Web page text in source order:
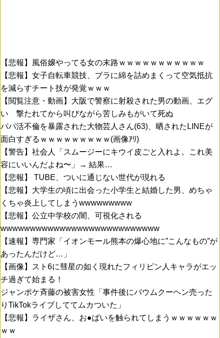
【悲報】風俗嬢やってる女の末路ｗｗｗｗｗｗｗｗｗｗｗ
【悲報】女子自転車競技、ブラに綿を詰めまくって空気抵抗
を減らすチート技が発覚ｗｗｗ
【閲覧注意・動画】大阪で警察に射殺された男の動画、エグ
い 撃たれてから叫びながら苦しみもがいて死ぬ
パパ活不倫を暴露された大物芸人さん(63)、晒されたLINEが
面白すぎるｗｗｗｗｗｗｗｗｗ(画像ｱﾘ)
【警告】社会人「スムージーにキウイ皮ごと入れよ。これ美
容にいいんだよね〜」→ 結果…
【悲報】 TUBE、ついに通じない世代が現れる
【悲報】大学生の頃に出会った小学生と結婚した男、めちゃ
くちゃ炎上してしまうwwwwwwwww
【悲報】公立中学校の闇、可視化される
wwwwwwwwwwwwwwwwwwwwwwwwwww
【速報】専門家「イオンモール熊本の爆心地に”こんなもの”が
あったんだけど…」
【画像】スト6に彗星の如く現れたフィリピン人キャラがエッ
チ過ぎて始まる！
ジャンポケ斉藤の被害女性「事件後にバウムクーヘン売った
りTikTokライブしててムカついた」
【悲報】ライザさん、お●ぱいを触られてしまうｗｗｗｗｗｗ
ｗｗ